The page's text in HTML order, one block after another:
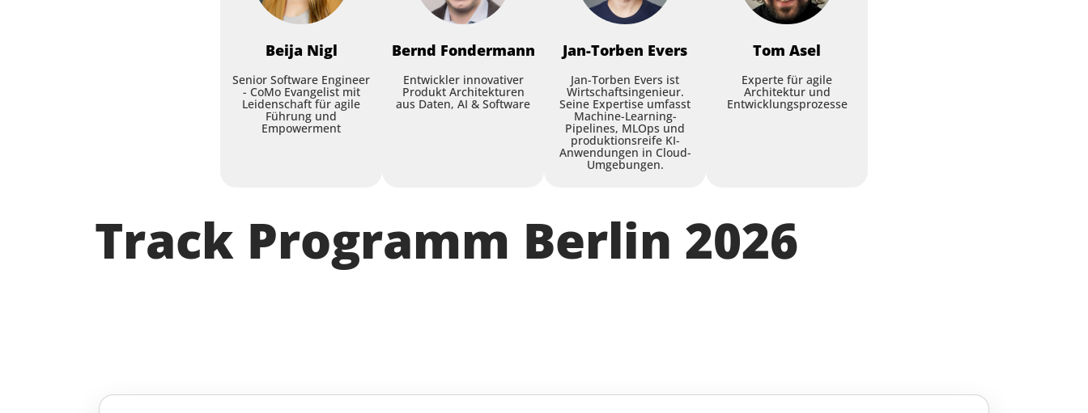
Beija Nigl
Senior Software Engineer
- CoMo Evangelist mit
Leidenschaft für agile
Führung und
Empowerment
Bernd Fondermann
Entwickler innovativer
Produkt Architekturen
aus Daten, AI & Software
Jan-Torben Evers
Jan-Torben Evers ist
Wirtschaftsingenieur.
Seine Expertise umfasst
Machine-Learning-
Pipelines, MLOps und
produktionsreife KI-
Anwendungen in Cloud-
Umgebungen.
Tom Asel
Experte für agile
Architektur und
Entwicklungsprozesse
Track Programm Berlin 2026